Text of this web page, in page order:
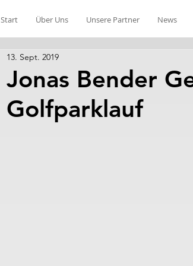
Start Über Uns Unsere Partner News
Jonas Bender
Golfparklauf
13. Sept. 2019